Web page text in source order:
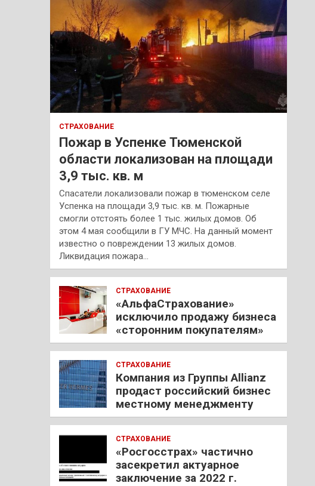
СТРАХОВАНИЕ
Пожар в Успенке Тюменской
области локализован на площади
3,9 тыс. кв. м
Спасатели локализовали пожар в тюменском селе
Успенка на площади 3,9 тыс. кв. м. Пожарные
смогли отстоять более 1 тыс. жилых домов. Об
этом 4 мая сообщили в ГУ МЧС. На данный момент
известно о повреждении 13 жилых домов.
Ликвидация пожара…
СТРАХОВАНИЕ
«АльфаСтрахование»
исключило продажу бизнеса
«сторонним покупателям»
СТРАХОВАНИЕ
Компания из Группы Allianz
продаст российский бизнес
местному менеджменту
СТРАХОВАНИЕ
«Росгосстрах» частично
засекретил актуарное
заключение за 2022 г.